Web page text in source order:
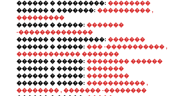
������ � ���������: ��������
������ � �������: ���������� ,
���������
������ � �����: �������
-��������������
������ � ���������: �������
������ � �����: ��� -����������� ,
������������ �������
������ � �����: �������� ������
������ � �����: �������
������ � �����: ��������
������ � �����: ����������� ,
�������� , ������� -��������